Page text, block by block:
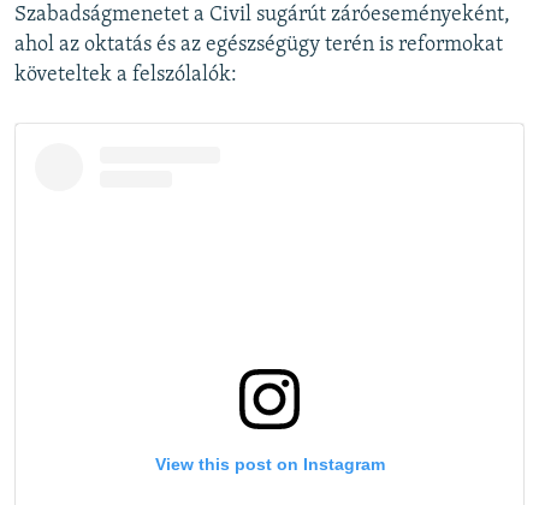
Szabadságmenetet a Civil sugárút záróeseményeként,
ahol az oktatás és az egészségügy terén is reformokat
követeltek a felszólalók: